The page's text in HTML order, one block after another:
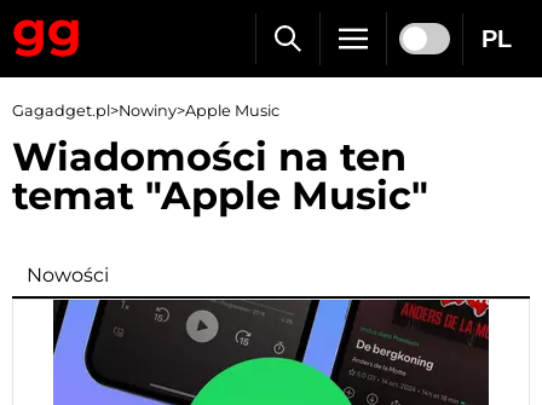
PL
Gagadget.pl>Nowiny>Apple Music
Wiadomości na ten
temat "Apple Music"
Nowości